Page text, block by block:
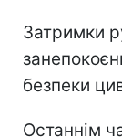
Затримки
безпеки
Останнім